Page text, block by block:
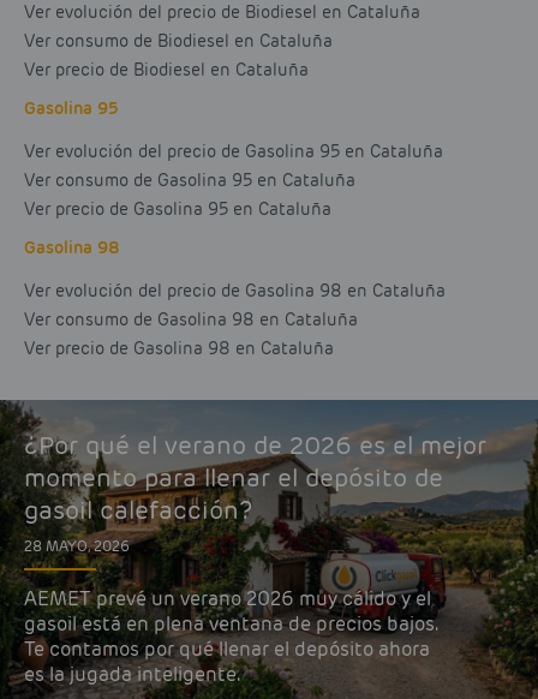
Ver evolución del precio de Biodiesel en Cataluña
Ver consumo de Biodiesel en Cataluña
Ver precio de Biodiesel en Cataluña
Gasolina 95
Ver evolución del precio de Gasolina 95 en Cataluña
Ver consumo de Gasolina 95 en Cataluña
Ver precio de Gasolina 95 en Cataluña
Gasolina 98
Ver evolución del precio de Gasolina 98 en Cataluña
Ver consumo de Gasolina 98 en Cataluña
Ver precio de Gasolina 98 en Cataluña
¿Por qué el verano de 2026 es el mejor
momento para llenar el depósito de
gasoil calefacción?
28 MAYO, 2026
AEMET prevé un verano 2026 muy cálido y el
gasoil está en plena ventana de precios bajos.
Te contamos por qué llenar el depósito ahora
es la jugada inteligente.